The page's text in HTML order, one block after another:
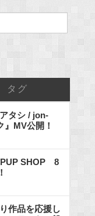
タグ
タシ / jon-
MV公開！
SHOP 8
作品を応援し